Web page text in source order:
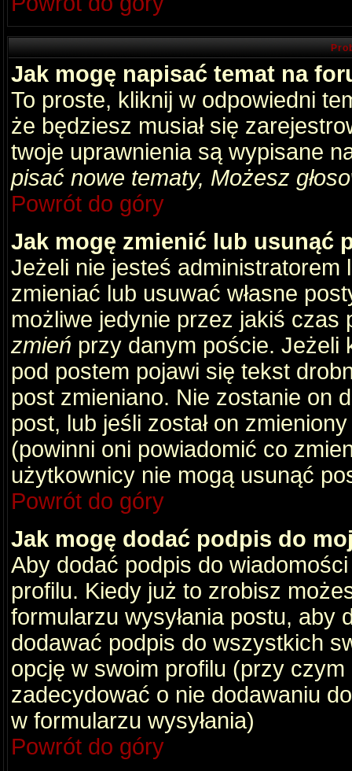
Jak mogę napisać temat na
To proste, kliknij w odpowiedni
że będziesz musiał się
twoje uprawnienia są wypisane
pisać nowe tematy, Możesz
Powrót do góry
Jak mogę zmienić lub usunąć
Jeżeli nie jesteś
zmieniać lub usuwać własne
możliwe jedynie przez jakiś
zmień przy danym poście. Jeżeli
pod postem pojawi się tekst
post zmieniano. Nie zostanie on
post, lub jeśli został on
(powinni oni powiadomić co
użytkownicy nie mogą usunąć
Powrót do góry
Jak mogę dodać podpis do
Aby dodać podpis do
profilu. Kiedy już to zrobisz
formularzu wysyłania postu,
dodawać podpis do wszystkich
opcję w swoim profilu (przy
zadecydować o nie dodawaniu
w formularzu wysyłania)
Powrót do góry